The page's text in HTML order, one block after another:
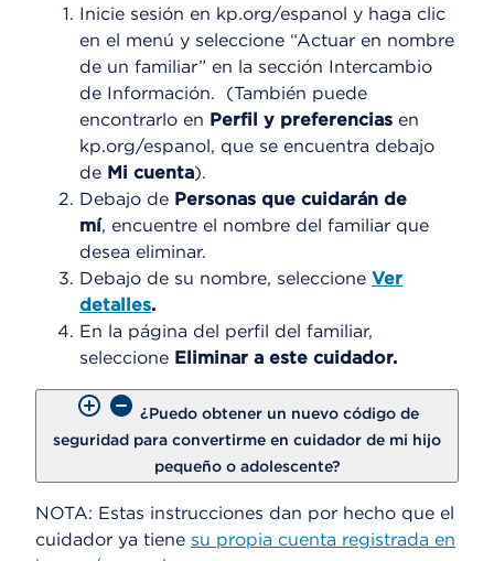
Inicie sesión en kp.org/espanol y haga clic
en el menú y seleccione “Actuar en nombre
de un familiar” en la sección Intercambio
de Información. (También puede
encontrarlo en Perfil y preferencias en
kp.org/espanol, que se encuentra debajo
de Mi cuenta).
Debajo de Personas que cuidarán de
mí, encuentre el nombre del familiar que
desea eliminar.
Debajo de su nombre, seleccione Ver
detalles.
En la página del perfil del familiar,
seleccione Eliminar a este cuidador.
¿Puedo obtener un nuevo código de
seguridad para convertirme en cuidador de mi hijo
pequeño o adolescente?
NOTA: Estas instrucciones dan por hecho que el
cuidador ya tiene su propia cuenta registrada en